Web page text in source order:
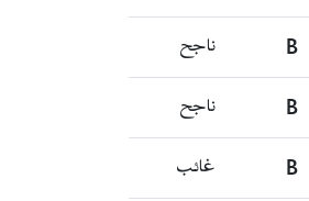
B ناجح
B ناجح
B غائب